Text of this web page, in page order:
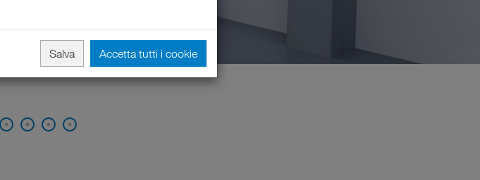
Salva Accetta tutti i cookie